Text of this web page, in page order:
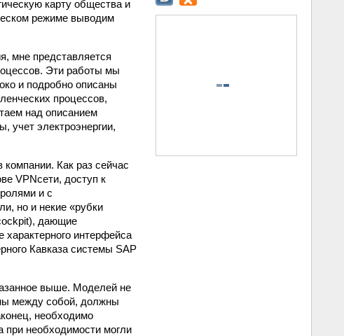
карту общества и
режиме выводим
мне представляется
Эти работы мы
и подробно описаны
процессов,
над описанием
учет электроэнергии,
Как раз сейчас
VPN­сети, доступ к
и с
но и некие «рубки
дающие
интерфейса
Кавказа системы SAP
выше. Моделей не
между собой, должны
необходимо
при необходимости могли